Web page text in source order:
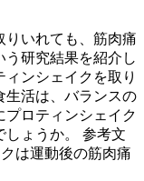
りいれても、筋肉痛
研究結果を紹介し
ンシェイクを取り
生活は、バランスの
プロティンシェイク
しょうか。 参考文
は運動後の筋肉痛